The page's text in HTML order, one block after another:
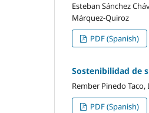
Esteban Sánchez
Márquez-Quiroz
PDF (Spanish)
Sostenibilidad de
Rember Pinedo
PDF (Spanish)